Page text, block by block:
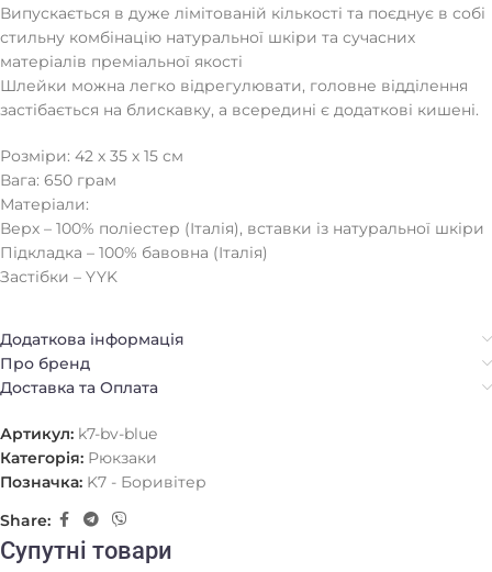
Випускається в дуже лімітованій кількості та поєднує в собі
стильну комбінацію натуральної шкіри та сучасних
матеріалів преміальної якості
Шлейки можна легко відрегулювати, головне відділення
застібається на блискавку, а всередині є додаткові кишені.
Розміри: 42 х 35 х 15 см
Вага: 650 грам
Матеріали:
Верх – 100% поліестер (Італія), вставки із натуральної шкіри
Підкладка – 100% бавовна (Італія)
Застібки – YYK
Додаткова інформація
Про бренд
Доставка та Оплата
Артикул: k7-bv-blue
Категорія: Рюкзаки
Позначка: K7 - Боривітер
Share:
Супутні товари